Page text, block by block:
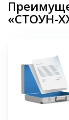
«СТОУН-